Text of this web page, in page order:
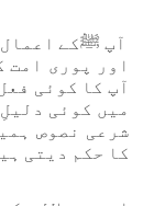
آپ ﷺکے
اور پوری امت
آپ کا کوئی
میں کوئی
شرعی نصوص
کا حکم دیتی